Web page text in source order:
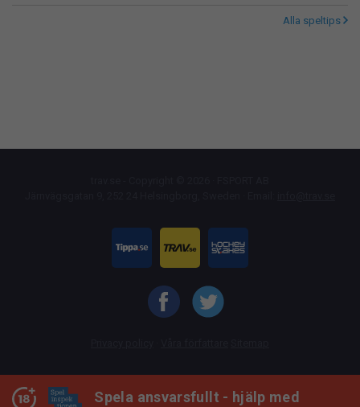
Alla speltips
Spela ansvarsfullt - hjälp med